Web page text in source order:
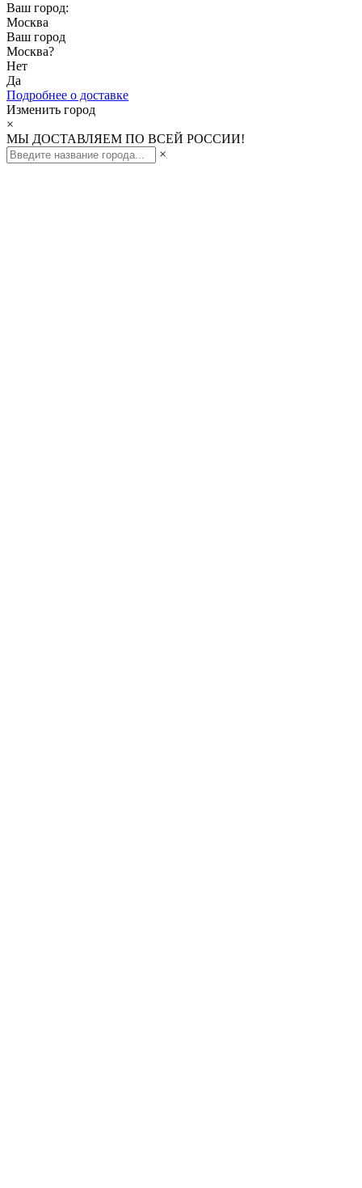
Ваш город:
Москва
Ваш город
Москва?
Нет
Да
Подробнее о доставке
Изменить город
×
МЫ ДОСТАВЛЯЕМ ПО ВСЕЙ РОССИИ!
×